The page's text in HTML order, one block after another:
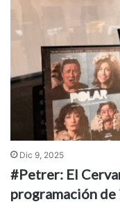
Dic 9, 2025
#Petrer: El
programación